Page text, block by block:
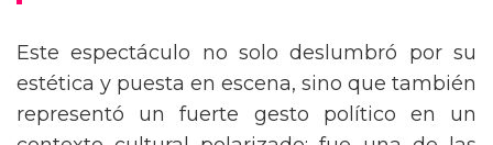
Este espectáculo no solo deslumbró por su
estética y puesta en escena, sino que también
representó un fuerte gesto político en un